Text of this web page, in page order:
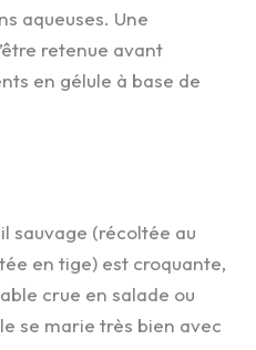
aqueuses. Une
retenue avant
en gélule à base de
sauvage (récoltée au
en tige) est croquante,
crue en salade ou
se marie très bien avec